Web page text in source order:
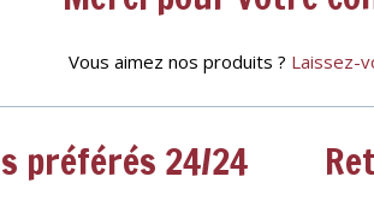
Vous aimez nos produits ? Laissez-
préférés 24/24